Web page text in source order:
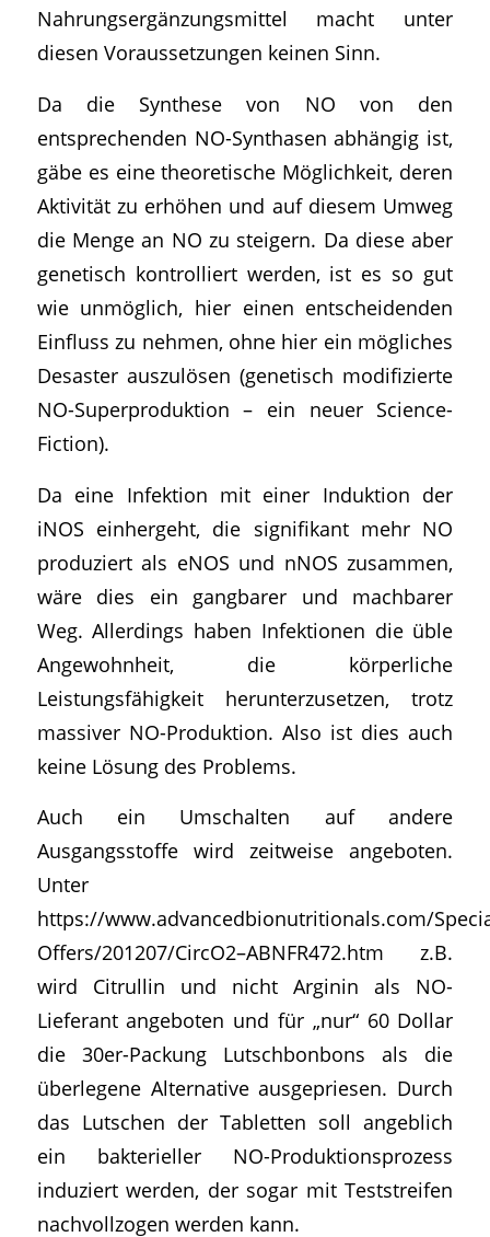
Nahrungsergänzungsmittel macht unter
diesen Voraussetzungen keinen Sinn.
Da die Synthese von NO von den
entsprechenden NO-Synthasen abhängig ist,
gäbe es eine theoretische Möglichkeit, deren
Aktivität zu erhöhen und auf diesem Umweg
die Menge an NO zu steigern. Da diese aber
genetisch kontrolliert werden, ist es so gut
wie unmöglich, hier einen entscheidenden
Einfluss zu nehmen, ohne hier ein mögliches
Desaster auszulösen (genetisch modifizierte
NO-Superproduktion – ein neuer Science-
Fiction).
Da eine Infektion mit einer Induktion der
iNOS einhergeht, die signifikant mehr NO
produziert als eNOS und nNOS zusammen,
wäre dies ein gangbarer und machbarer
Weg. Allerdings haben Infektionen die üble
Angewohnheit, die körperliche
Leistungsfähigkeit herunterzusetzen, trotz
massiver NO-Produktion. Also ist dies auch
keine Lösung des Problems.
Auch ein Umschalten auf andere
Ausgangsstoffe wird zeitweise angeboten.
Unter
https://www.advancedbionutritionals.com/
Offers/201207/CircO2–ABNFR472.htm z.B.
wird Citrullin und nicht Arginin als NO-
Lieferant angeboten und für „nur“ 60 Dollar
die 30er-Packung Lutschbonbons als die
überlegene Alternative ausgepriesen. Durch
das Lutschen der Tabletten soll angeblich
ein bakterieller NO-Produktionsprozess
induziert werden, der sogar mit Teststreifen
nachvollzogen werden kann.